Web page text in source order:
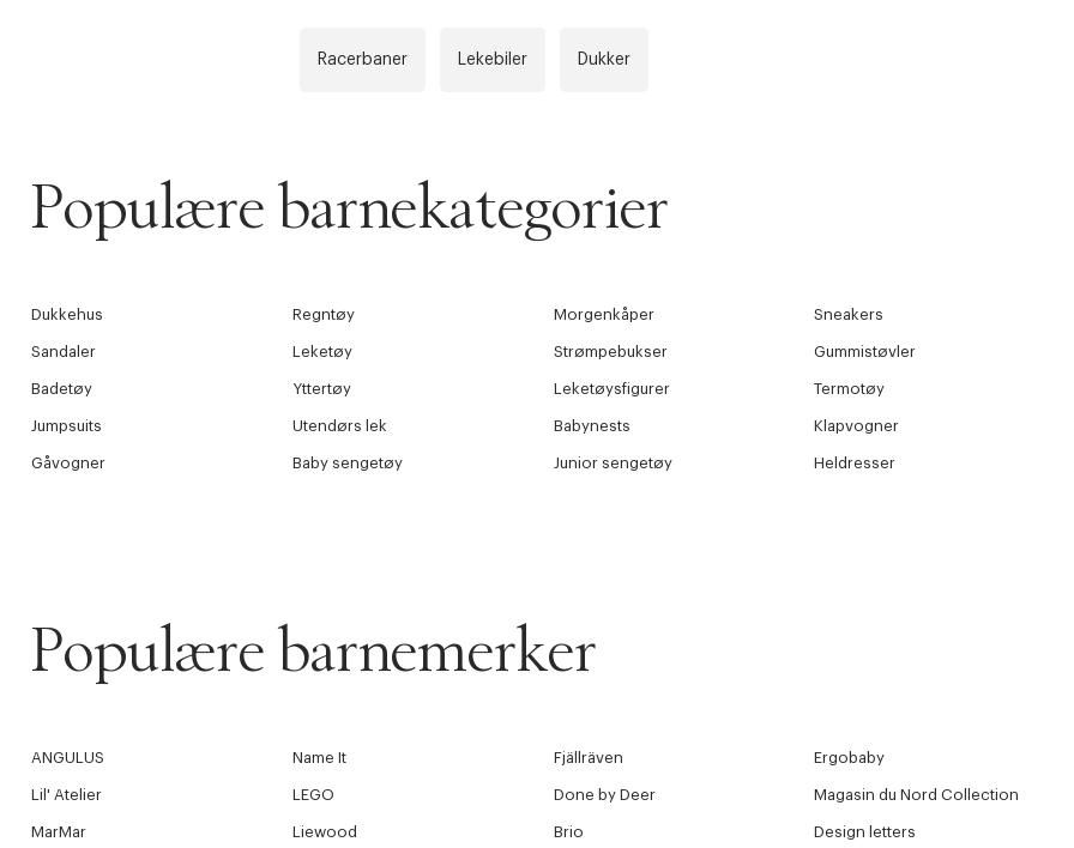
Racerbaner Lekebiler Dukker
Populære barnekategorier
Dukkehus Regntøy Morgenkåper Sneakers
Sandaler Leketøy Strømpebukser Gummistøvler
Badetøy Yttertøy Leketøysfigurer Termotøy
Jumpsuits Utendørs lek Babynests Klapvogner
Gåvogner Baby sengetøy Junior sengetøy Heldresser
Populære barnemerker
ANGULUS Name It Fjällräven Ergobaby
Lil' Atelier LEGO Done by Deer Magasin du Nord Collection
MarMar Liewood Brio Design letters